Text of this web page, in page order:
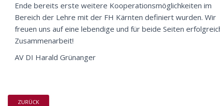
Ende bereits erste weitere Kooperationsmöglichkeiten im
Bereich der Lehre mit der FH Kärnten definiert wurden. Wir
freuen uns auf eine lebendige und für beide Seiten
Zusammenarbeit!
AV DI Harald Grünanger
ZURÜCK